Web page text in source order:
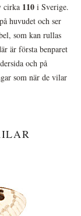
cirka 110 i Sverige.
huvudet och ser
som kan rullas
är första benparet
och på
som när de vilar